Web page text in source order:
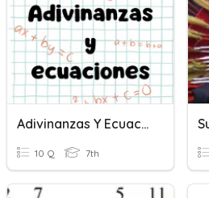
Adivinanzas Y Ecuaciones
10 Q 7th